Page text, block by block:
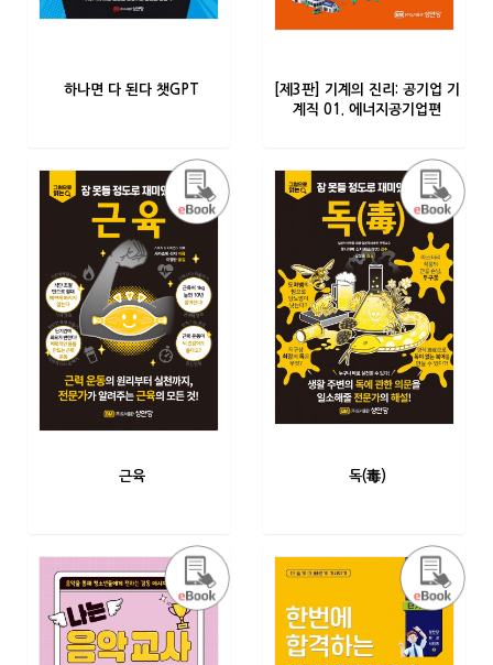
하나면 다 된다 챗GPT
[제3판] 기계의 진리: 공기업 기
계직 01. 에너지공기업편
근육 독(毒)